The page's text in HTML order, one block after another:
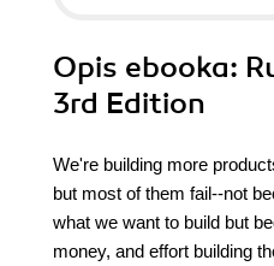
Opis ebooka:
3rd Edition
We're building more
but most of them fail--not
what we want to build but
money, and effort building